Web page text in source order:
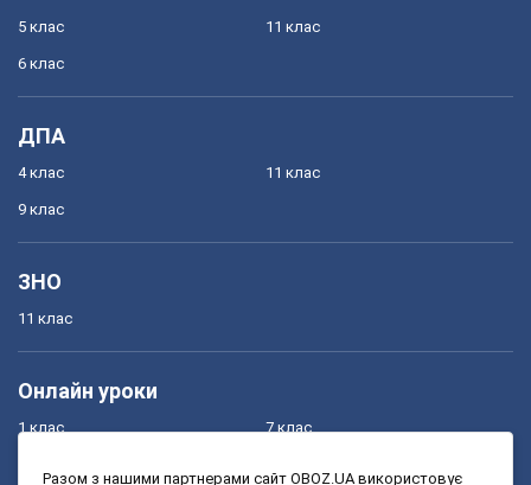
5 клас
6 клас
11 клас
ДПА
4 клас
9 клас
11 клас
ЗНО
11 клас
Онлайн уроки
1 клас 7 клас
Разом з нашими партнерами сайт OBOZ.UA використовує